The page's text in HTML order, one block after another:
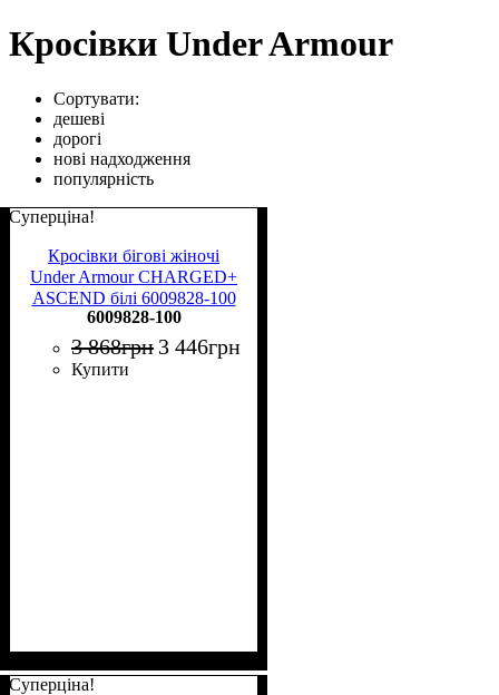
Кросівки Under Armour
Сортувати:
дешеві
дорогі
нові надходження
популярність
Суперціна!
Кросівки бігові жіночі
Under Armour CHARGED+
ASCEND білі 6009828-100
6009828-100
3 868грн 3 446грн
Купити
Суперціна!